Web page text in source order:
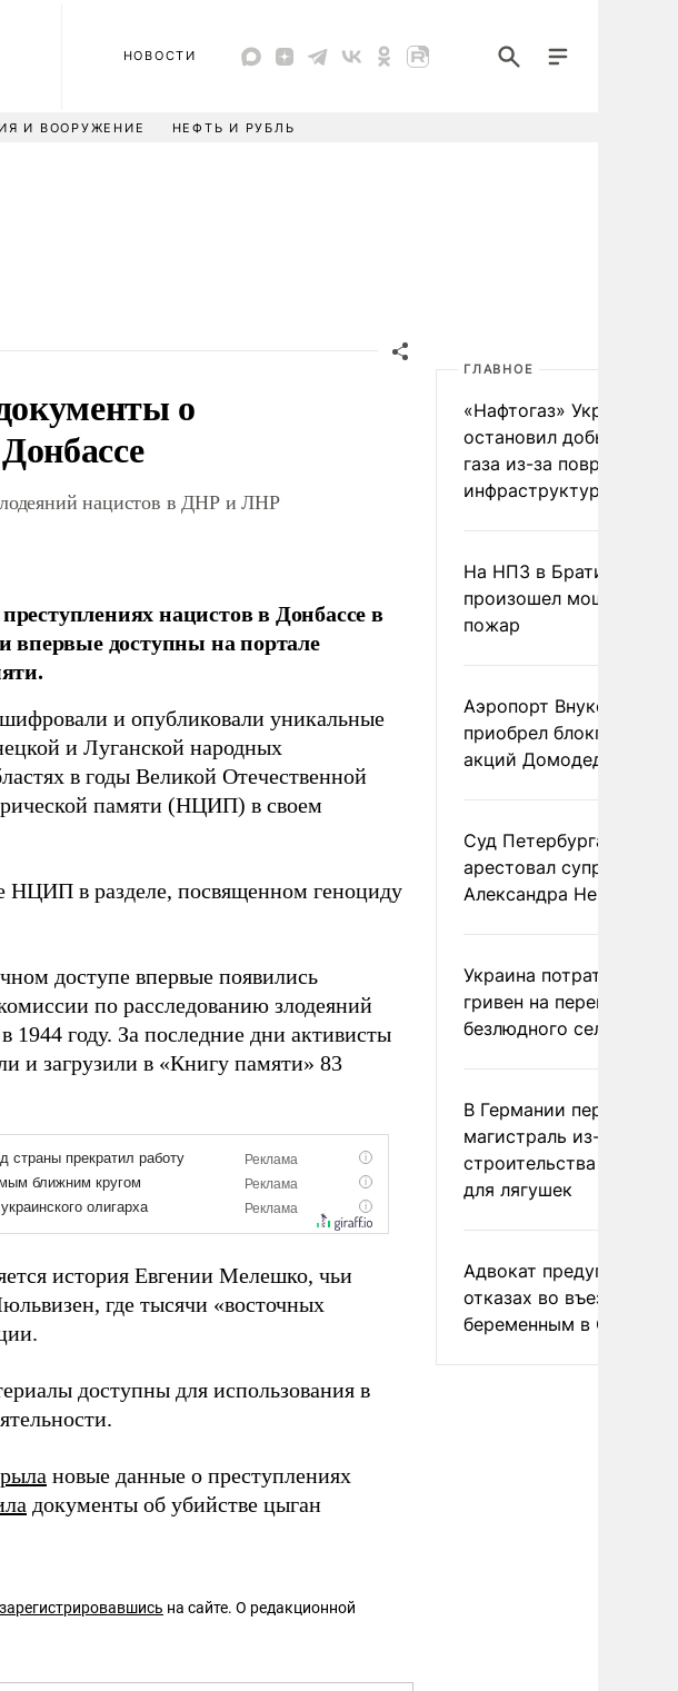
НОВОСТИ
И ВООРУЖЕНИЕ НЕФТЬ И РУБЛЬ
о
нацистов в ДНР и ЛНР
нацистов в Донбассе в
впервые доступны на портале
и опубликовали уникальные
и Луганской народных
в годы Великой Отечественной
памяти (НЦИП) в своем
НЦИП в разделе, посвященном геноциду
доступе впервые появились
по расследованию злодеяний
1944 году. За последние дни активисты
и загрузили в «Книгу памяти» 83
история Евгении Мелешко, чьи
где тысячи «восточных
доступны для использования в
новые данные о преступлениях
документы об убийстве цыган
зарегистрировавшись на сайте. О редакционной
ГЛАВНОЕ
«Нафтогаз» Украины
остановил добычу
газа из-за повреждения
инфраструктуры
На НПЗ в Братиславе
произошел мощный
пожар
Аэропорт Внуково
приобрел блокпакет
акций Домодедово
Суд Петербурга заочно
арестовал супругу
Александра Невзорова
Украина потратила 1
гривен на
безлюдного села
В Германии перекрыли
магистраль из-за
строительства
для лягушек
Адвокат предупредил
отказах во въезде
беременным в США